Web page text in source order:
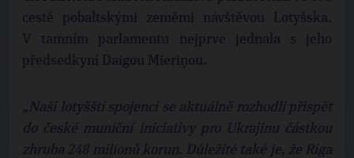
cestě pobaltskými zeměmi návštěvou Lotyšska.
V tamním parlamentu nejprve jednala s jeho
předsedkyní Daigou Mieriņou.
„Naši lotyšští spojenci se aktuálně rozhodli přispět
do české muniční iniciativy pro Ukrajinu částkou
zhruba 248 milionů korun. Důležité také je, že Riga